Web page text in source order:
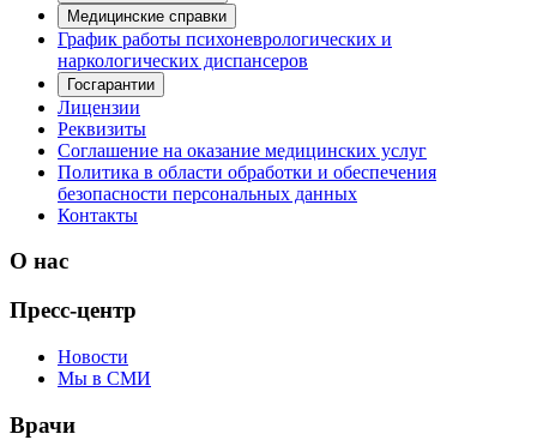
Медицинские справки
График работы психоневрологических и
наркологических диспансеров
Госгарантии
Лицензии
Реквизиты
Соглашение на оказание медицинских услуг
Политика в области обработки и обеспечения
безопасности персональных данных
Контакты
О нас
Пресс-центр
Новости
Мы в СМИ
Врачи